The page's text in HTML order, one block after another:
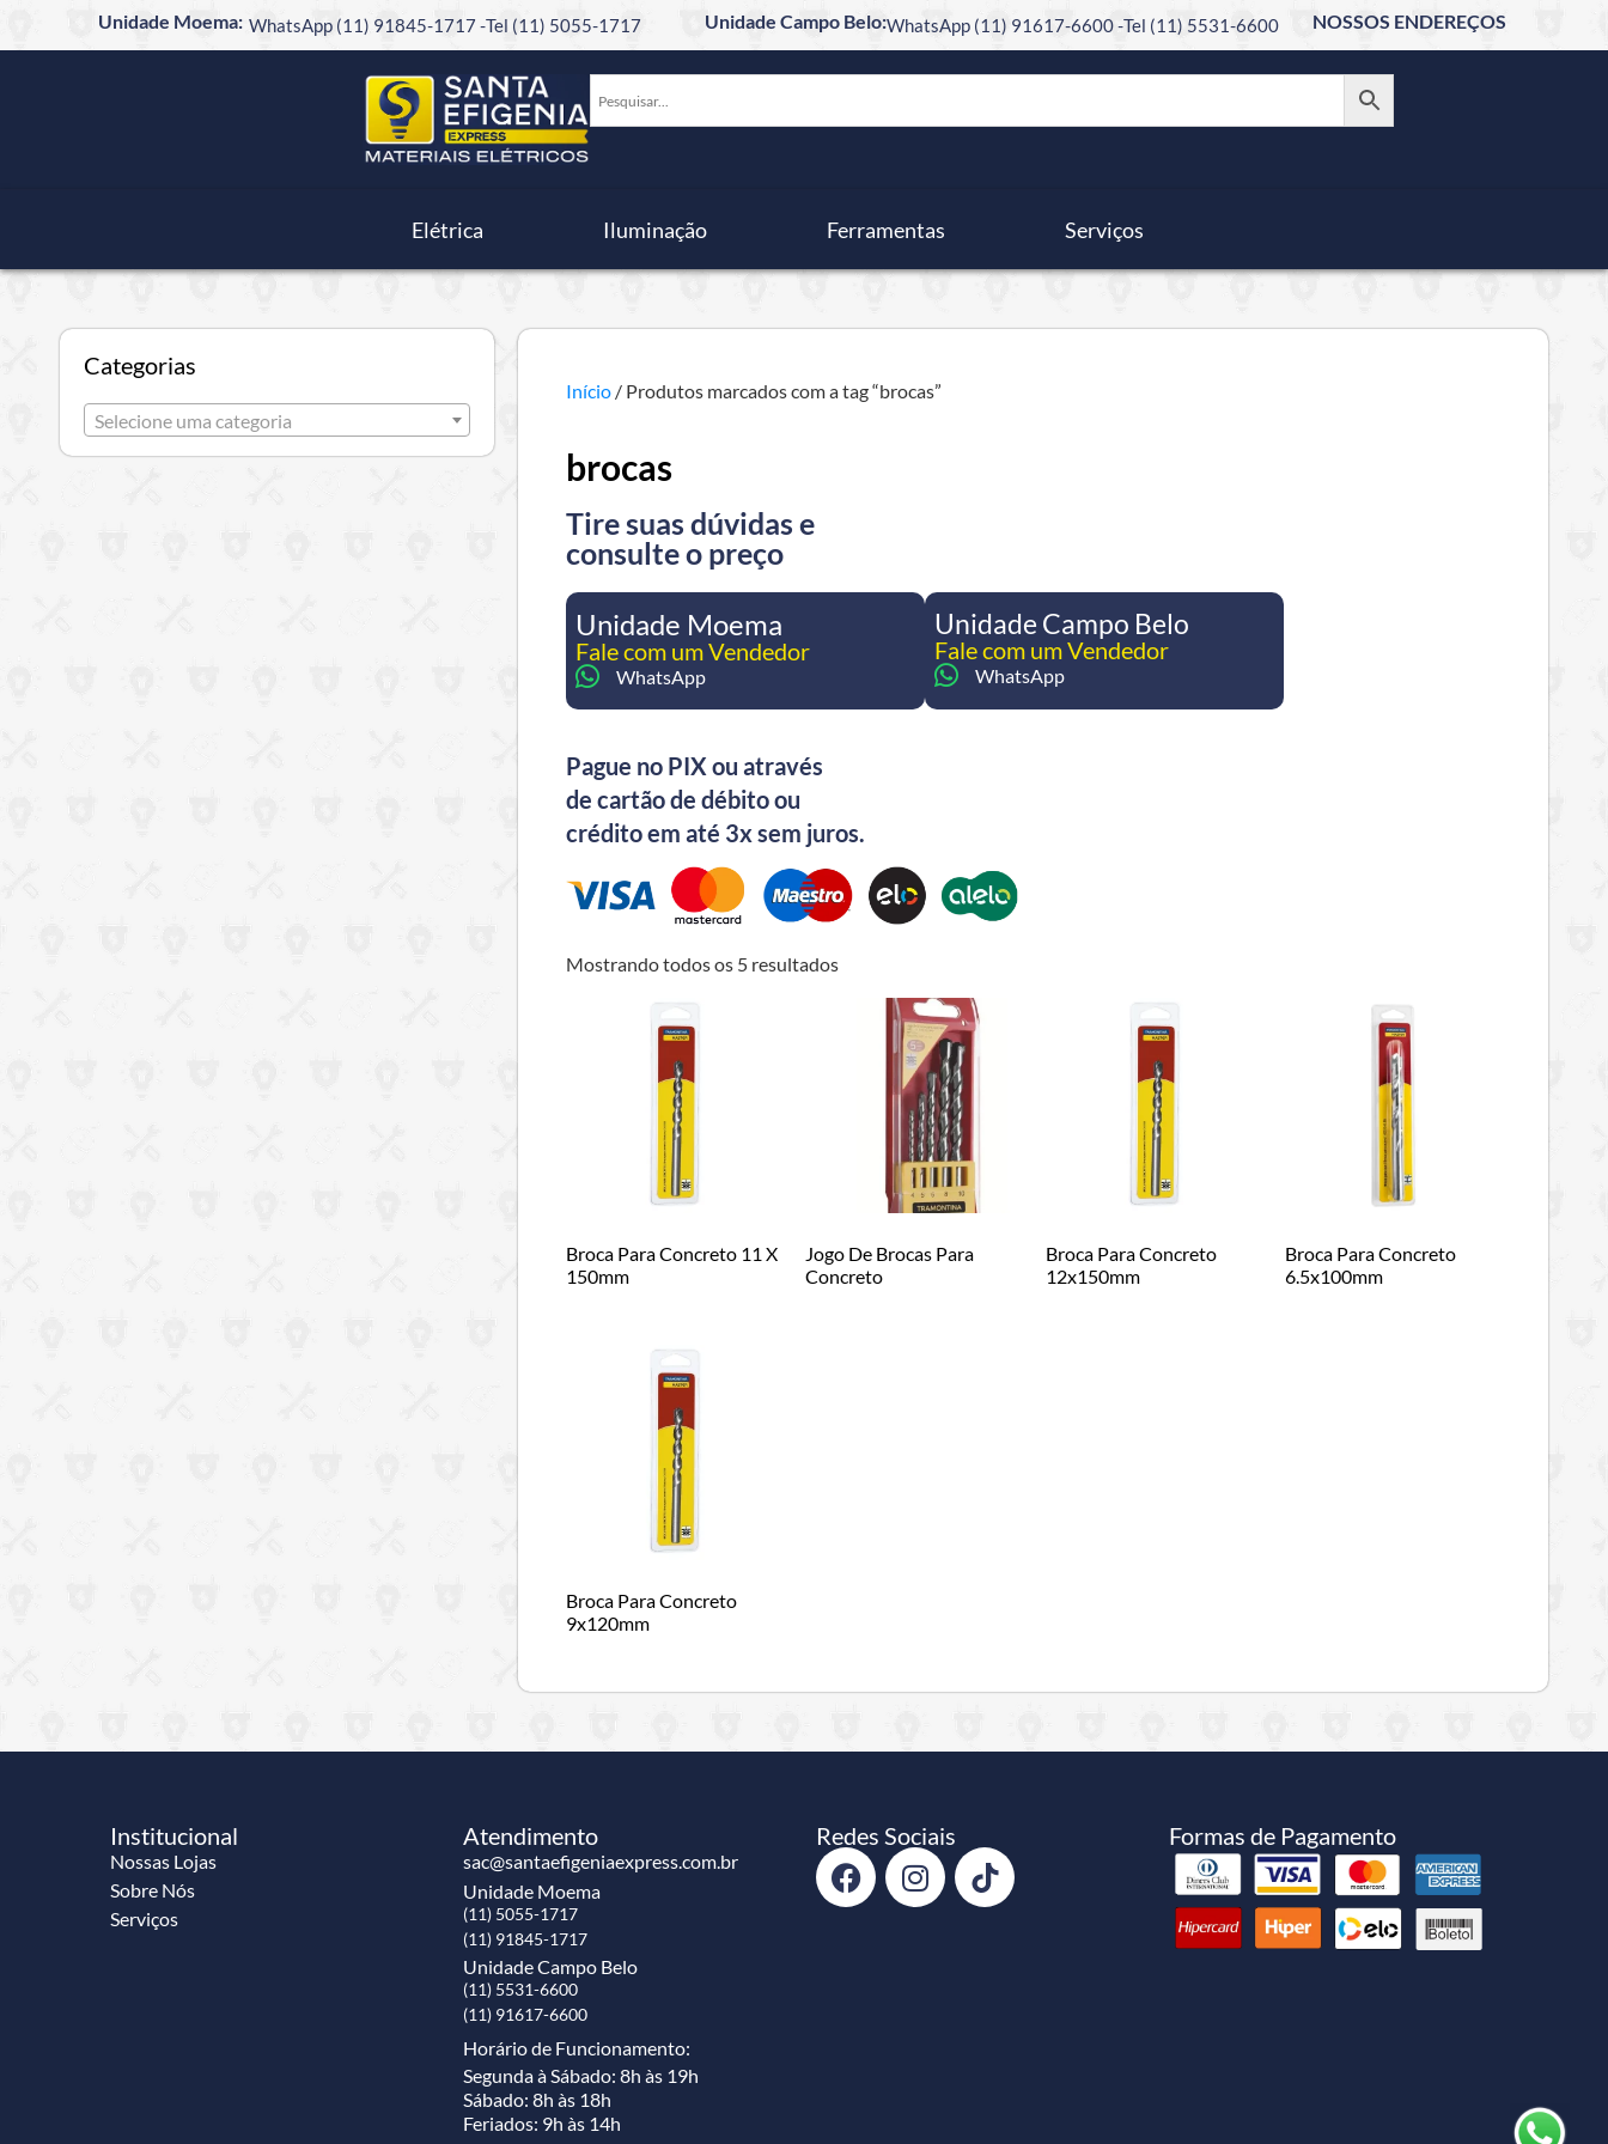
Unidade Moema: WhatsApp (11) 91845-1717 -Tel (11) 5055-1717 Unidade Campo Belo:WhatsApp (11) 91617-6600 -Tel (11) 5531-6600 NOSSOS ENDEREÇOS
Elétrica Iluminação Ferramentas Serviços
Categorias
Selecione uma categoria
Início / Produtos marcados com a tag “brocas”
brocas
Tire suas dúvidas e
consulte o preço
Unidade Moema
Fale com um Vendedor
WhatsApp
Unidade Campo Belo
Fale com um Vendedor
WhatsApp
Pague no PIX ou através
de cartão de débito ou
crédito em até 3x sem juros.
Mostrando todos os 5 resultados
Broca Para Concreto 11 X
150mm
Jogo De Brocas Para
Concreto
Broca Para Concreto
12x150mm
Broca Para Concreto
6.5x100mm
Broca Para Concreto
9x120mm
Institucional
Nossas Lojas
Sobre Nós
Serviços
Atendimento
sac@santaefigeniaexpress.com.br
Unidade Moema
(11) 5055-1717
(11) 91845-1717
Unidade Campo Belo
(11) 5531-6600
(11) 91617-6600
Horário de Funcionamento:
Segunda à Sábado: 8h às 19h
Sábado: 8h às 18h
Feriados: 9h às 14h
Redes Sociais Formas de Pagamento